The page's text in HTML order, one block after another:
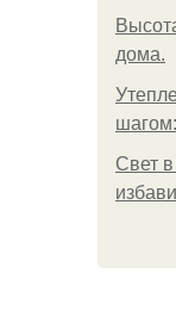
дома.
Свет в